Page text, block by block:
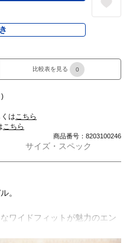
比較表を見る 0
)
はこちら
こちら
商品番号：8203100246
サイズ・スペック
。
ワイドフィットが魅力のエン
べて、約1.5倍のグリップ力が